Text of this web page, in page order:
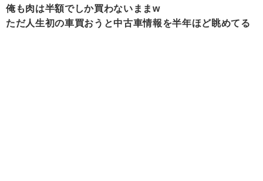
俺も肉は半額でしか買わないままw
ただ人生初の車買おうと中古車情報を半年ほど眺めてる